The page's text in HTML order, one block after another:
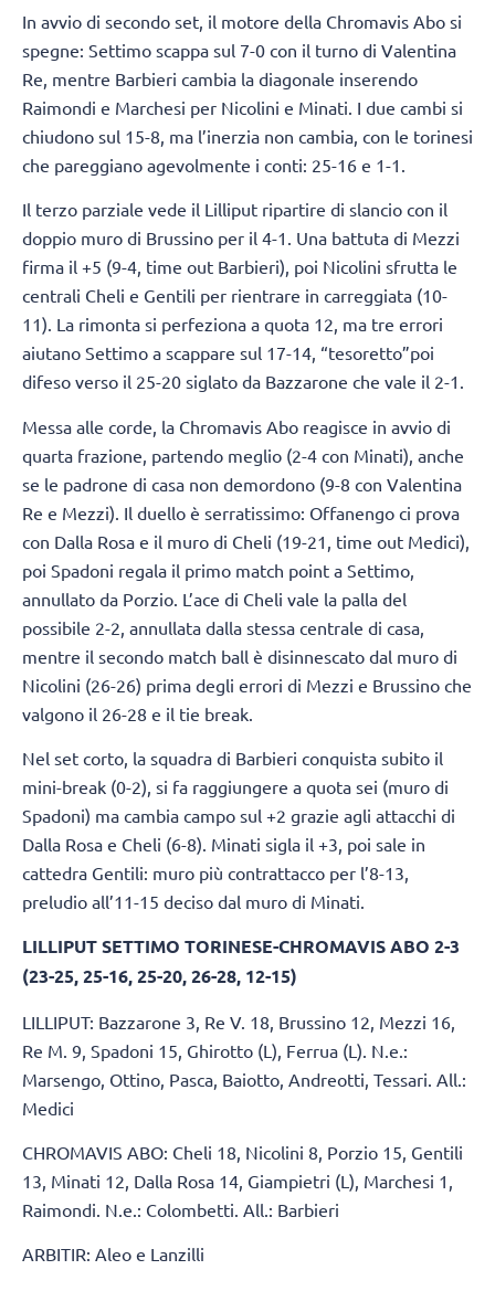
In avvio di secondo set, il motore della Chromavis Abo si
spegne: Settimo scappa sul 7-0 con il turno di Valentina
Re, mentre Barbieri cambia la diagonale inserendo
Raimondi e Marchesi per Nicolini e Minati. I due cambi si
chiudono sul 15-8, ma l’inerzia non cambia, con le torinesi
che pareggiano agevolmente i conti: 25-16 e 1-1.
Il terzo parziale vede il Lilliput ripartire di slancio con il
doppio muro di Brussino per il 4-1. Una battuta di Mezzi
firma il +5 (9-4, time out Barbieri), poi Nicolini sfrutta le
centrali Cheli e Gentili per rientrare in carreggiata (10-
11). La rimonta si perfeziona a quota 12, ma tre errori
aiutano Settimo a scappare sul 17-14, “tesoretto”poi
difeso verso il 25-20 siglato da Bazzarone che vale il 2-1.
Messa alle corde, la Chromavis Abo reagisce in avvio di
quarta frazione, partendo meglio (2-4 con Minati), anche
se le padrone di casa non demordono (9-8 con Valentina
Re e Mezzi). Il duello è serratissimo: Offanengo ci prova
con Dalla Rosa e il muro di Cheli (19-21, time out Medici),
poi Spadoni regala il primo match point a Settimo,
annullato da Porzio. L’ace di Cheli vale la palla del
possibile 2-2, annullata dalla stessa centrale di casa,
mentre il secondo match ball è disinnescato dal muro di
Nicolini (26-26) prima degli errori di Mezzi e Brussino che
valgono il 26-28 e il tie break.
Nel set corto, la squadra di Barbieri conquista subito il
mini-break (0-2), si fa raggiungere a quota sei (muro di
Spadoni) ma cambia campo sul +2 grazie agli attacchi di
Dalla Rosa e Cheli (6-8). Minati sigla il +3, poi sale in
cattedra Gentili: muro più contrattacco per l’8-13,
preludio all’11-15 deciso dal muro di Minati.
LILLIPUT SETTIMO TORINESE-CHROMAVIS ABO 2-3
(23-25, 25-16, 25-20, 26-28, 12-15)
LILLIPUT: Bazzarone 3, Re V. 18, Brussino 12, Mezzi 16,
Re M. 9, Spadoni 15, Ghirotto (L), Ferrua (L). N.e.:
Marsengo, Ottino, Pasca, Baiotto, Andreotti, Tessari. All.:
Medici
CHROMAVIS ABO: Cheli 18, Nicolini 8, Porzio 15, Gentili
13, Minati 12, Dalla Rosa 14, Giampietri (L), Marchesi 1,
Raimondi. N.e.: Colombetti. All.: Barbieri
ARBITIR: Aleo e Lanzilli